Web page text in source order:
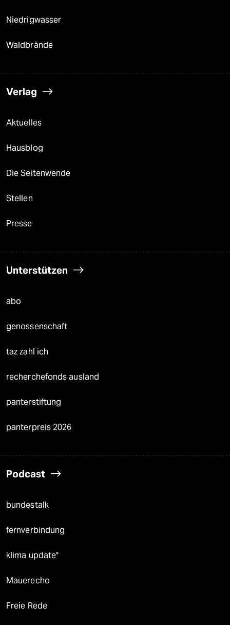
Niedrigwasser
Waldbrände
Verlag
Aktuelles
Hausblog
Die Seitenwende
Stellen
Presse
Unterstützen
abo
genossenschaft
taz zahl ich
recherchefonds ausland
panterstiftung
panterpreis 2026
Podcast
bundestalk
fernverbindung
klima update°
Mauerecho
Freie Rede